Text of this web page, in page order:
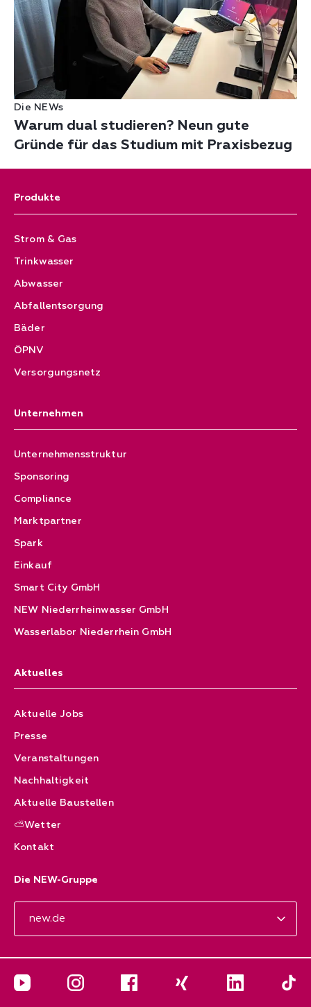
Die NEWs
Warum dual studieren? Neun gute
Gründe für das Studium mit Praxisbezug
Produkte
Strom & Gas
Trinkwasser
Abwasser
Abfallentsorgung
Bäder
ÖPNV
Versorgungsnetz
Unternehmen
Unternehmensstruktur
Sponsoring
Compliance
Marktpartner
Spark
Einkauf
Smart City GmbH
NEW Niederrheinwasser GmbH
Wasserlabor Niederrhein GmbH
Aktuelles
Aktuelle Jobs
Presse
Veranstaltungen
Nachhaltigkeit
Aktuelle Baustellen
⛅Wetter
Kontakt
Die NEW-Gruppe
new.de
YouTube Instagram Facebook Xing LinkedIn Die